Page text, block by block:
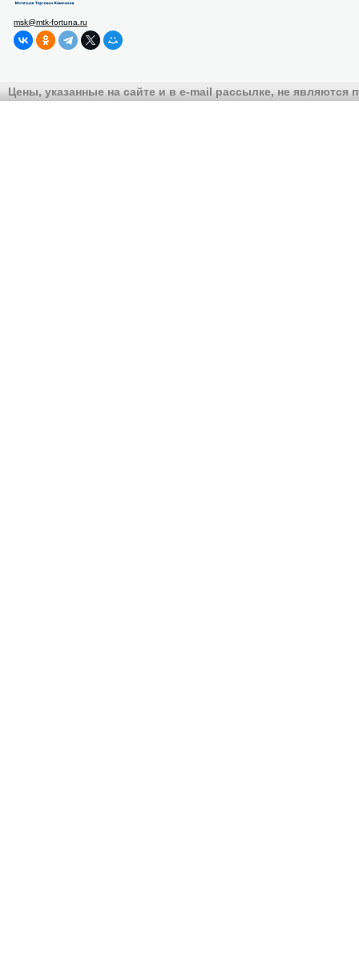
msk@mtk-fortuna.ru
Цены, указанные на сайте и в e-mail рассылке, не являются